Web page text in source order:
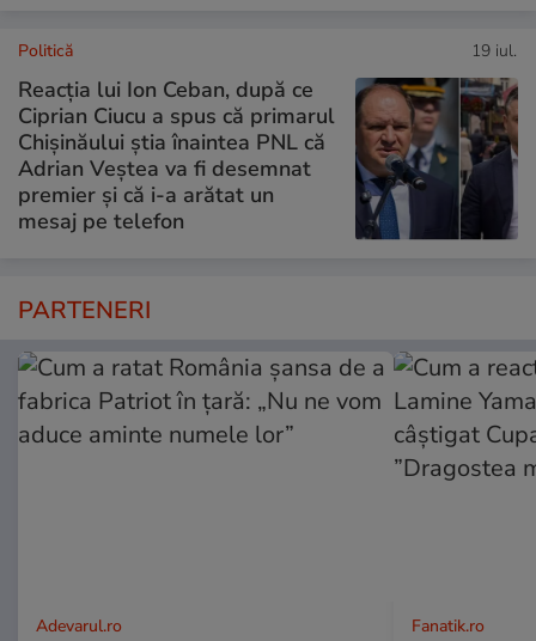
Politică 19 iul.
Reacția lui Ion Ceban, după ce
Ciprian Ciucu a spus că primarul
Chișinăului știa înaintea PNL că
Adrian Veștea va fi desemnat
premier și că i-a arătat un
mesaj pe telefon
PARTENERI
Adevarul.ro Fanatik.ro